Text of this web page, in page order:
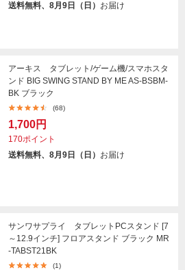
送料無料、8月9日（日） お届け
アーキス タブレット/ゲーム機/スマホスタ
ンド BIG SWING STAND BY ME AS-BSBM-
BK ブラック
(68)
1,700円
170ポイント
送料無料、8月9日（日） お届け
サンワサプライ タブレットPCスタンド [7
～12.9インチ] フロアスタンド ブラック MR
-TABST21BK
(1)